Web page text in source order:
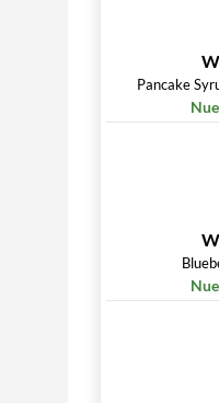
Pancake